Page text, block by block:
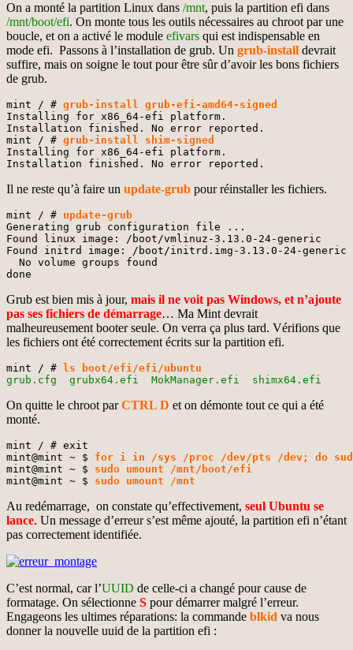
On a monté la partition Linux dans /mnt, puis la partition efi dans
/mnt/boot/efi. On monte tous les outils nécessaires au chroot par une
boucle, et on a activé le module efivars qui est indispensable en
mode efi. Passons à l’installation de grub. Un grub-install devrait
suffire, mais on soigne le tout pour être sûr d’avoir les bons fichiers
de grub.
mint / # grub-install grub-efi-amd64-signed
Installing for x86_64-efi platform.
Installation finished. No error reported.
mint / # grub-install shim-signed
Installing for x86_64-efi platform.
Installation finished. No error reported.
Il ne reste qu’à faire un update-grub pour réinstaller les fichiers.
mint / # update-grub
Generating grub configuration file ...
Found linux image: /boot/vmlinuz-3.13.0-24-generic
Found initrd image: /boot/initrd.img-3.13.0-24-generic
  No volume groups found
done
Grub est bien mis à jour, mais il ne voit pas Windows, et n’ajoute
pas ses fichiers de démarrage… Ma Mint devrait
malheureusement booter seule. On verra ça plus tard. Vérifions que
les fichiers ont été correctement écrits sur la partition efi.
mint / #
ls boot/efi/efi/ubuntu
grub.cfg  grubx64.efi  MokManager.efi  shimx64.efi
On quitte le chroot parCTRL D et on démonte tout ce qui a été
monté.
mint / # exit
mint@mint ~ $ for i in /sys /proc /dev/pts /dev; do
mint@mint ~ $ sudo umount /mnt/boot/efi
mint@mint ~ $ sudo umount /mnt
Au redémarrage, on constate qu’effectivement, seul Ubuntu se
lance. Un message d’erreur s’est même ajouté, la partition efi n’étant
pas correctement identifiée.
C’est normal, car l’UUID de celle-ci a changé pour cause de
formatage. On sélectionne S pour démarrer malgré l’erreur.
Engageons les ultimes réparations: la commande blkid va nous
donner la nouvelle uuid de la partition efi :